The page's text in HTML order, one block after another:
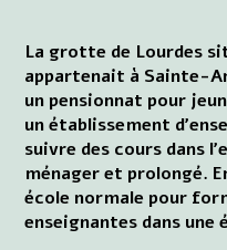
La grotte de Lourdes
appartenait à Sainte-
un pensionnat pour
un établissement
suivre des cours dans
ménager et prolongé.
école normale pour
enseignantes dans une